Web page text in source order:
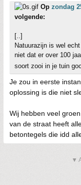
Op zondag
volgende:
[..]
Natuurazijn is wel
niet dat er over 100
soort zooi in je tuin
Je zou in eerste
oplossing is die niet
Wij hebben veel
van de straat heeft
betontegels die idd
▼